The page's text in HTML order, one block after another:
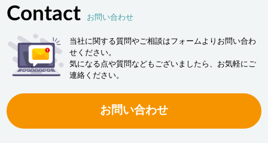
Contact お問い合わせ
当社に関する質問やご相談はフォームよりお問い合わ
せください。
気になる点や質問などもございましたら、お気軽にご
連絡ください。
お問い合わせ